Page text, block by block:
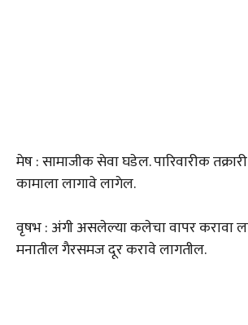
मेष : सामाजीक सेवा घडेल. पारिवारीक
कामाला लागावे लागेल.
वृषभ : अंगी असलेल्या कलेचा वापर करावा
मनातील गैरसमज दूर करावे लागतील.